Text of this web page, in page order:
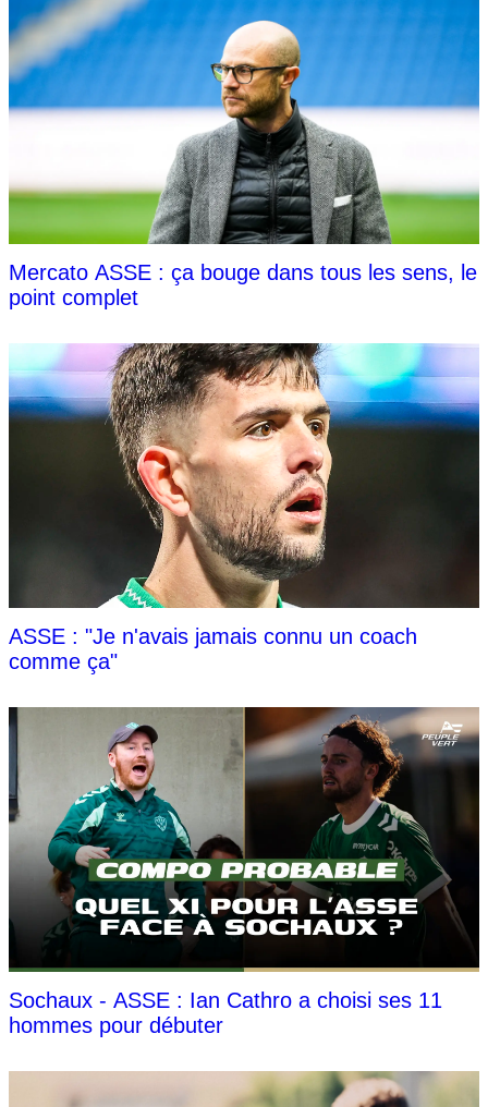
Mercato ASSE : ça bouge dans tous les sens, le
point complet
ASSE : "Je n'avais jamais connu un coach
comme ça"
Sochaux - ASSE : Ian Cathro a choisi ses 11
hommes pour débuter